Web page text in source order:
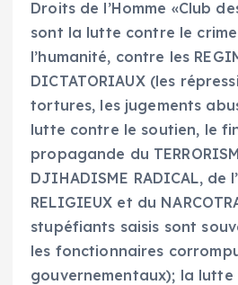
Droits de l’Homme «Club
sont la lutte contre le
l’humanité, contre les
DICTATORIAUX (les
tortures, les jugements
lutte contre le soutien, le
propagande du
DJIHADISME RADICAL, de
RELIGIEUX et du
stupéfiants saisis sont
les fonctionnaires
gouvernementaux); la